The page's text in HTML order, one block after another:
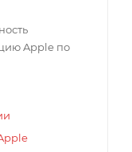
Apple по